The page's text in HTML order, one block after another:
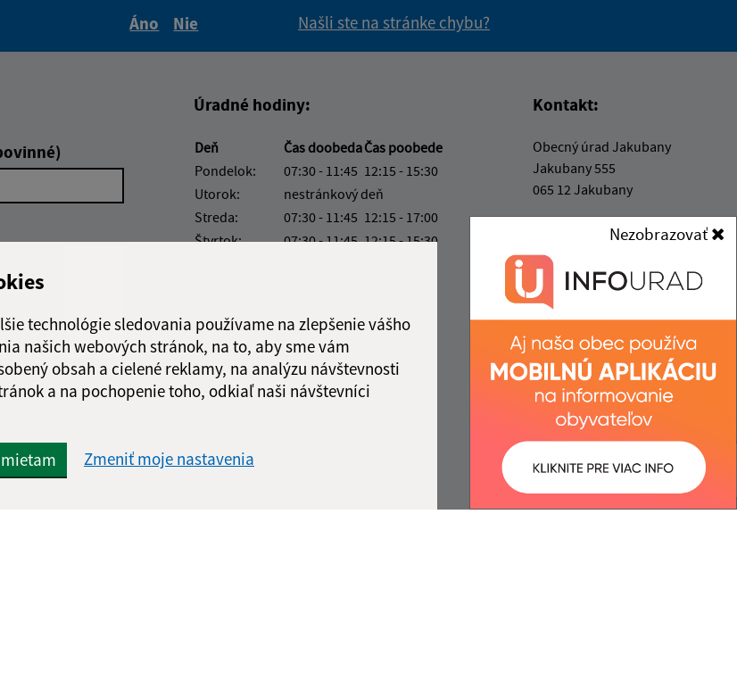
technológie sledovania používame na zlepšenie vášho
našich webových stránok, na to, aby sme vám
obsah a cielené reklamy, na analýzu návštevnosti
a na pochopenie toho, odkiaľ naši návštevníci
Zmeniť moje nastavenia
Nezobrazovať
Áno
Nie
Našli ste na stránke chybu?
Response
správu
Úradné hodiny:
Deň Čas doobedaČas poobede
Pondelok:
07:30 - 11:45 12:15 - 15:30
Utorok:
nestránkový deň
Streda:
07:30 - 11:45 12:15 - 17:00
Štvrtok:
07:30 - 11:45 12:15 - 15:30
Kontakt:
Obecný úrad Jakubany
Jakubany 555
065 12 Jakubany
jakubany@jakubany.sk
IČO: 00329924